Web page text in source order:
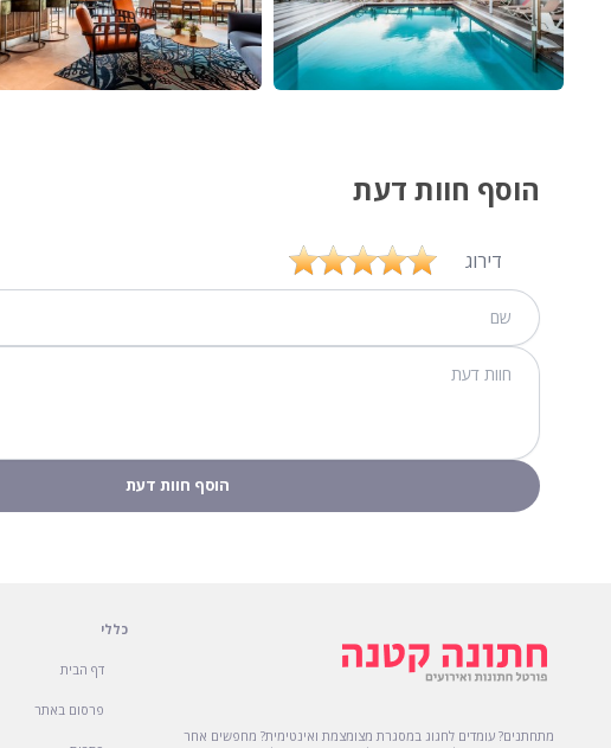
הוסף חוות דעת
דירוג
מתחתנים? עומדים לחגוג במסגרת מצומצמת ואינטימית? מחפשים אחר
כללי
דף הבית
פרסום באתר